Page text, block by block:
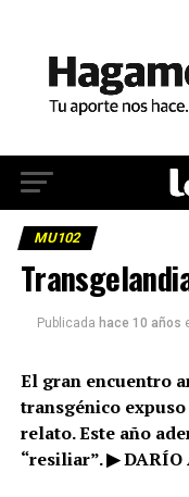
MU102
Publicada hace 10 años
El gran encuentro
transgénico
relato. Este año
“resiliar”. ▶ DARÍO